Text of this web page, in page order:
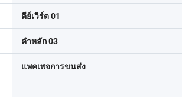
คีย์เวิร์ด 01
คำหลัก 03
แพคเพจการขนส่ง